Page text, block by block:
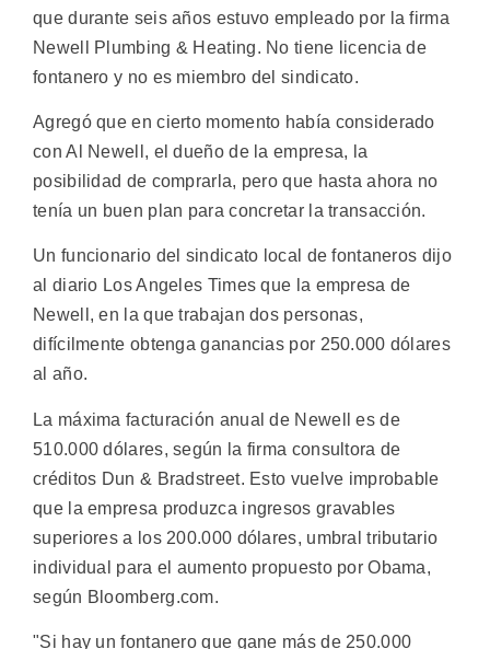
que durante seis años estuvo empleado por la firma
Newell Plumbing & Heating. No tiene licencia de
fontanero y no es miembro del sindicato.
Agregó que en cierto momento había considerado
con Al Newell, el dueño de la empresa, la
posibilidad de comprarla, pero que hasta ahora no
tenía un buen plan para concretar la transacción.
Un funcionario del sindicato local de fontaneros dijo
al diario Los Angeles Times que la empresa de
Newell, en la que trabajan dos personas,
difícilmente obtenga ganancias por 250.000 dólares
al año.
La máxima facturación anual de Newell es de
510.000 dólares, según la firma consultora de
créditos Dun & Bradstreet. Esto vuelve improbable
que la empresa produzca ingresos gravables
superiores a los 200.000 dólares, umbral tributario
individual para el aumento propuesto por Obama,
según Bloomberg.com.
"Si hay un fontanero que gane más de 250.000